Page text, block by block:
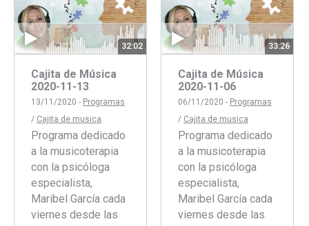
32:02
Cajita de Música
2020-11-13
13/11/2020 - Programas
/ Cajita de musica
Programa dedicado
a la musicoterapia
con la psicóloga
especialista,
Maribel García cada
viernes desde las
33:26
Cajita de Música
2020-11-06
06/11/2020 - Programas
/ Cajita de musica
Programa dedicado
a la musicoterapia
con la psicóloga
especialista,
Maribel García cada
viernes desde las